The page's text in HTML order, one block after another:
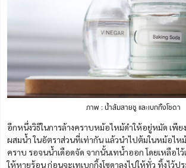
ภาพ : น้ำส้มสายชู และเบกกิ้งโซดา
อีกหนึ่งวิธีในการล้างคราบหม้อไหม้ดำให้อยู่หมัด เพีย
ผสมน้ำ ในอัตราส่วนที่เท่ากัน แล้วนำไปต้มในหม้อไห
คราบ รอจนน้ำเดือดจัด จากนั้นเทน้ำออก โดยเหลือไ
ให้หายร้อน ก่อนจะเทเบกกิ้งโซดาลงไปให้ทั่ว ทิ้งไว้ป